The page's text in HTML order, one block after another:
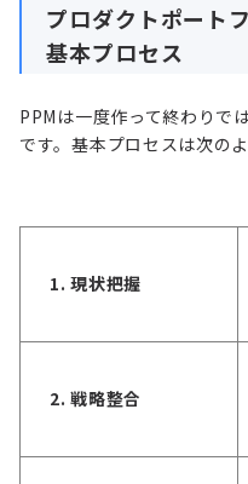
プロダクトポート
基本プロセス
PPMは一度作って終わりで
です。基本プロセスは次の
1. 現状把握
2. 戦略整合